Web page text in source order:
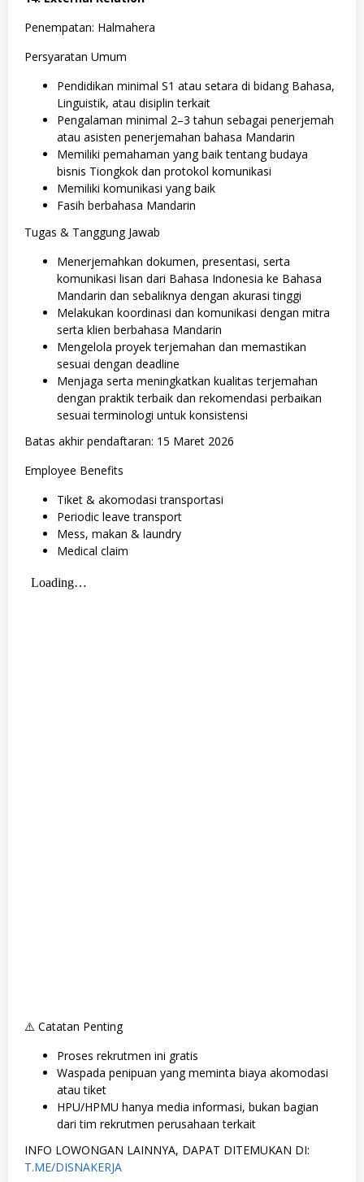
Penempatan: Halmahera
Persyaratan Umum
Pendidikan minimal S1 atau setara di bidang Bahasa,
Linguistik, atau disiplin terkait
Pengalaman minimal 2–3 tahun sebagai penerjemah
atau asisten penerjemahan bahasa Mandarin
Memiliki pemahaman yang baik tentang budaya
bisnis Tiongkok dan protokol komunikasi
Memiliki komunikasi yang baik
Fasih berbahasa Mandarin
Tugas & Tanggung Jawab
Menerjemahkan dokumen, presentasi, serta
komunikasi lisan dari Bahasa Indonesia ke Bahasa
Mandarin dan sebaliknya dengan akurasi tinggi
Melakukan koordinasi dan komunikasi dengan mitra
serta klien berbahasa Mandarin
Mengelola proyek terjemahan dan memastikan
sesuai dengan deadline
Menjaga serta meningkatkan kualitas terjemahan
dengan praktik terbaik dan rekomendasi perbaikan
sesuai terminologi untuk konsistensi
Batas akhir pendaftaran: 15 Maret 2026
Employee Benefits
Tiket & akomodasi transportasi
Periodic leave transport
Mess, makan & laundry
Medical claim
⚠️ Catatan Penting
Proses rekrutmen ini gratis
Waspada penipuan yang meminta biaya akomodasi
atau tiket
HPU/HPMU hanya media informasi, bukan bagian
dari tim rekrutmen perusahaan terkait
INFO LOWONGAN LAINNYA, DAPAT DITEMUKAN DI:
T.ME/DISNAKERJA